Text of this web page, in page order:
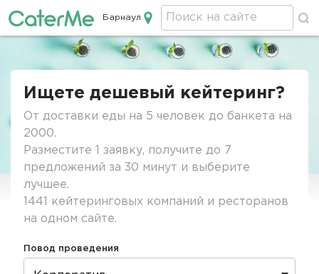
Кейтеринг в Барнауле
Барнаул
Ищете дешевый кейтеринг?
От доставки еды на 5 человек до банкета на
2000.
Разместите 1 заявку, получите до 7
предложений за 30 минут и выберите
лучшее.
1441 кейтеринговых компаний и ресторанов
на одном сайте.
Повод проведения